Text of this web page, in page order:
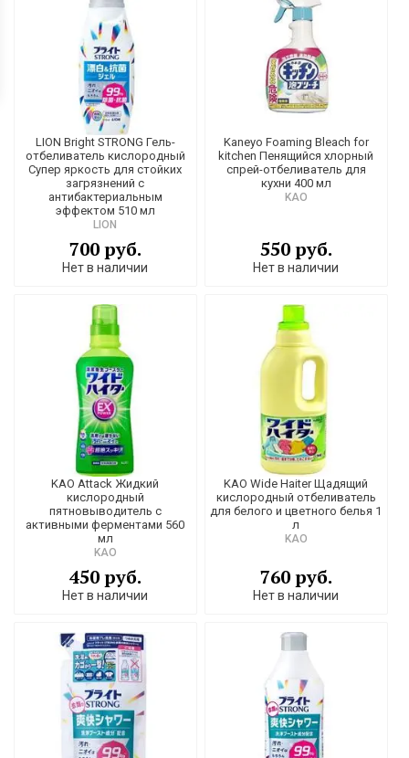
LION Bright STRONG Гель-
отбеливатель кислородный
Супер яркость для стойких
загрязнений с
антибактериальным
эффектом 510 мл
LION
700 руб.
Нет в наличии
Kaneyo Foaming Bleach for
kitchen Пенящийся хлорный
спрей-отбеливатель для
кухни 400 мл
KAO
550 руб.
Нет в наличии
KAO Attack Жидкий
кислородный
пятновыводитель с
активными ферментами 560
мл
KAO
450 руб.
Нет в наличии
KAO Wide Haiter Щадящий
кислородный отбеливатель
для белого и цветного белья 1
л
KAO
760 руб.
Нет в наличии